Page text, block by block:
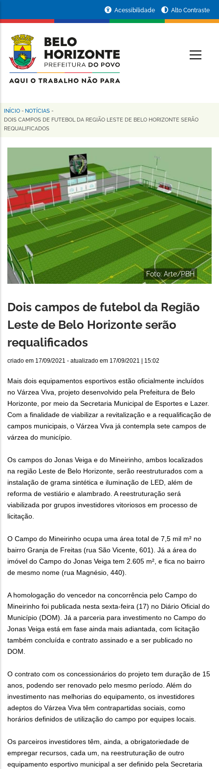
conteúdo
principal
da
Prefeitura
de
Horizonte
Acessibilidade Alto Contraste
Trilha
de
navegação
INÍCIO - NOTÍCIAS -
DOIS CAMPOS DE FUTEBOL DA REGIÃO LESTE DE BELO HORIZONTE SERÃO
REQUALIFICADOS
Foto: Arte/PBH
Dois campos de futebol da Região
Leste de Belo Horizonte serão
requalificados
criado em 17/09/2021 - atualizado em 17/09/2021 | 15:02
Mais dois equipamentos esportivos estão oficialmente incluídos
no Várzea Viva, projeto desenvolvido pela Prefeitura de Belo
Horizonte, por meio da Secretaria Municipal de Esportes e Lazer.
Com a finalidade de viabilizar a revitalização e a requalificação de
campos municipais, o Várzea Viva já contempla sete campos de
várzea do município.
Os campos do Jonas Veiga e do Mineirinho, ambos localizados
na região Leste de Belo Horizonte, serão reestruturados com a
instalação de grama sintética e iluminação de LED, além de
reforma de vestiário e alambrado. A reestruturação será
viabilizada por grupos investidores vitoriosos em processo de
licitação.
O Campo do Mineirinho ocupa uma área total de 7,5 mil m² no
bairro Granja de Freitas (rua São Vicente, 601). Já a área do
imóvel do Campo do Jonas Veiga tem 2.605 m², e fica no bairro
de mesmo nome (rua Magnésio, 440).
A homologação do vencedor na concorrência pelo Campo do
Mineirinho foi publicada nesta sexta-feira (17) no Diário Oficial do
Município (DOM). Já a parceria para investimento no Campo do
Jonas Veiga está em fase ainda mais adiantada, com licitação
também concluída e contrato assinado e a ser publicado no
DOM.
O contrato com os concessionários do projeto tem duração de 15
anos, podendo ser renovado pelo mesmo período. Além do
investimento nas melhorias do equipamento, os investidores
adeptos do Várzea Viva têm contrapartidas sociais, como
horários definidos de utilização do campo por equipes locais.
Os parceiros investidores têm, ainda, a obrigatoriedade de
empregar recursos, cada um, na reestruturação de outro
equipamento esportivo municipal a ser definido pela Secretaria